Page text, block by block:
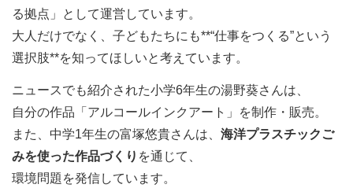
る拠点」として運営しています。
大人だけでなく、子どもたちにも**“仕事をつくる”という
選択肢**を知ってほしいと考えています。
ニュースでも紹介された小学6年生の湯野葵さんは、
自分の作品「アルコールインクアート」を制作・販売。
また、中学1年生の富塚悠貴さんは、 海洋プラスチックご
みを使った作品づくり を通じて、
環境問題を発信しています。